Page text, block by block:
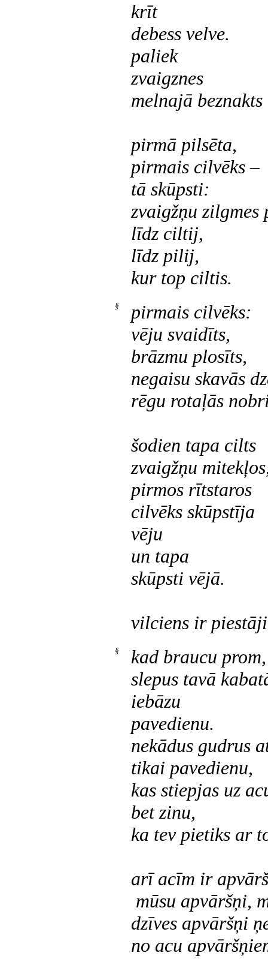
krīt
debess velve.
paliek
zvaigznes
melnajā
pirmā pilsēta,
pirmais cilvēks –
tā skūpsti:
zvaigžņu zilgmes
līdz ciltij,
līdz pilij,
kur top ciltis.
§
pirmais cilvēks:
vēju svaidīts,
brāzmu plosīts,
negaisu skavās
rēgu rotaļās
šodien tapa cilts
zvaigžņu
pirmos rītstaros
cilvēks skūpstīja
vēju
un tapa
skūpsti vējā.
vilciens ir
§
kad braucu prom,
slepus tavā
iebāzu
pavedienu.
nekādus gudrus
tikai pavedienu,
kas stiepjas uz
bet zinu,
ka tev pietiks ar
arī acīm ir
mūsu apvāršņi,
dzīves apvāršņi
no acu